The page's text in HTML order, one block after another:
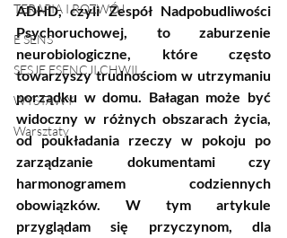
TERAPIA I ROZWÓJ
E SENS
SESJE ESENCJI CHWIL
WYSTAWY
Warsztaty
ADHD, czyli Zespół Nadpobudliwości
Psychoruchowej, to zaburzenie
neurobiologiczne, które często
towarzyszy trudnościom w utrzymaniu
porządku w domu. Bałagan może być
widoczny w różnych obszarach życia,
od poukładania rzeczy w pokoju po
zarządzanie dokumentami czy
harmonogramem codziennych
obowiązków. W tym artykule
przyglądam się przyczynom, dla